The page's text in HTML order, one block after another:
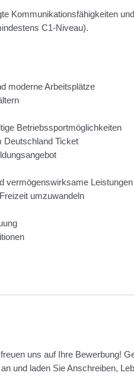
Kommunikationsfähigkeiten
C1-Niveau).
moderne Arbeitsplätze
Betriebssportmöglichkeiten
Deutschland Ticket
vermögenswirksame Leistungen
umzuwandeln
uns auf Ihre Bewerbung!
und laden Sie Anschreiben,